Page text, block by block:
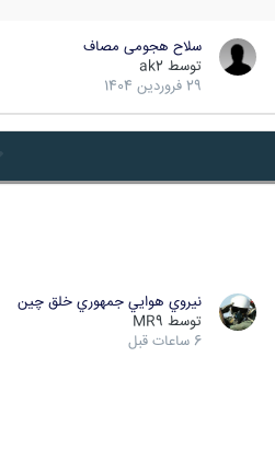
سلاح هجومی مصاف
توسط ak2
29 فروردین 1404
نيروي هوايي جمهوري خلق چين
توسط MR9
6 ساعات قبل